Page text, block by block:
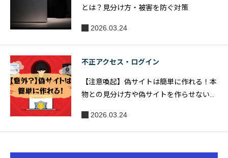
とは？見分け方・被害を防ぐ対策
2026.03.24
不正アクセス・ログイン
【注意喚起】偽サイトは簡単に作れる！本
物との見分け方や偽サイトを作らせない対
2026.03.24